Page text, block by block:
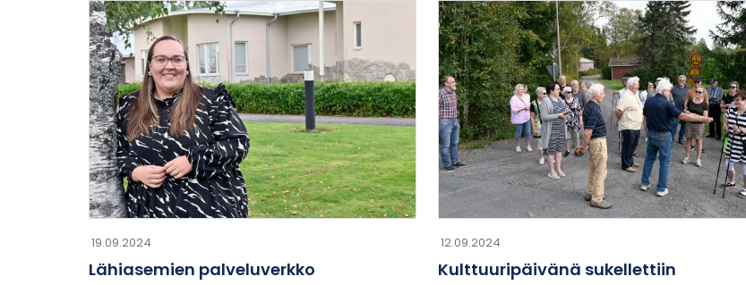
19.09.2024
Lähiasemien palveluverkko
12.09.2024
Kulttuuripäivänä sukellettiin